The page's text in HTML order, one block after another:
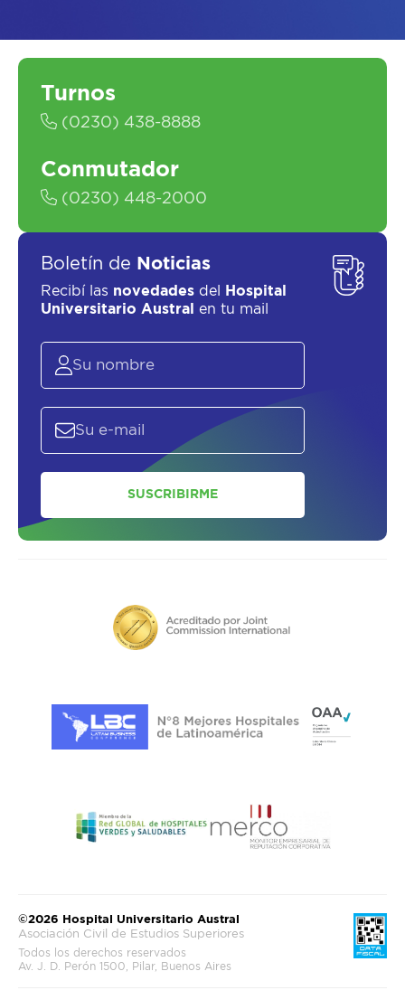
Turnos
(0230) 438-8888
Conmutador
(0230) 448-2000
Boletín de Noticias
Recibí las novedades del
Hospital
Universitario Austral
en tu mail
SUSCRIBIRME
©2026 Hospital Universitario Austral
Asociación Civil de Estudios Superiores
Todos los derechos reservados
Av. J. D. Perón 1500, Pilar, Buenos Aires